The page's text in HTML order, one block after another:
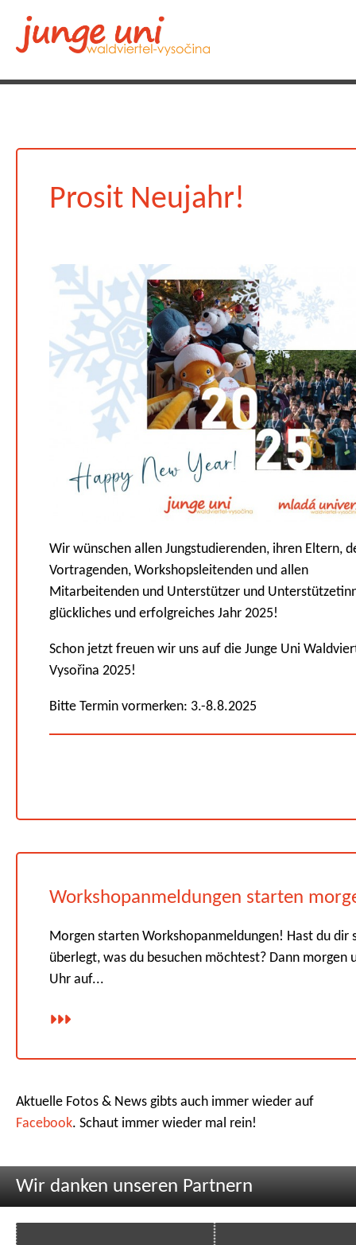
Prosit Neujahr!
Wir wünschen allen Jungstudierenden, ihren Eltern,
Vortragenden, Workshopsleitenden und allen
Mitarbeitenden und Unterstützer und
glückliches und erfolgreiches Jahr 2025!
Schon jetzt freuen wir uns auf die Junge Uni
Vysořina 2025!
Bitte Termin vormerken: 3.-8.8.2025
Workshopanmeldungen starten
Morgen starten Workshopanmeldungen! Hast du dir
überlegt, was du besuchen möchtest? Dann morgen
Uhr auf...
Aktuelle Fotos & News gibts auch immer wieder auf
Facebook. Schaut immer wieder mal rein!
Wir danken unseren Partnern